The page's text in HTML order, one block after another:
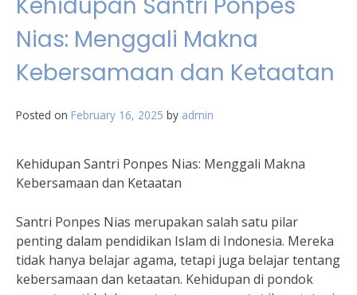
Nias: Menggali Makna
Kebersamaan dan Ketaatan
Posted on February 16, 2025 by admin
Kehidupan Santri Ponpes Nias: Menggali Makna
Kebersamaan dan Ketaatan
Santri Ponpes Nias merupakan salah satu pilar
penting dalam pendidikan Islam di Indonesia. Mereka
tidak hanya belajar agama, tetapi juga belajar tentang
kebersamaan dan ketaatan. Kehidupan di pondok